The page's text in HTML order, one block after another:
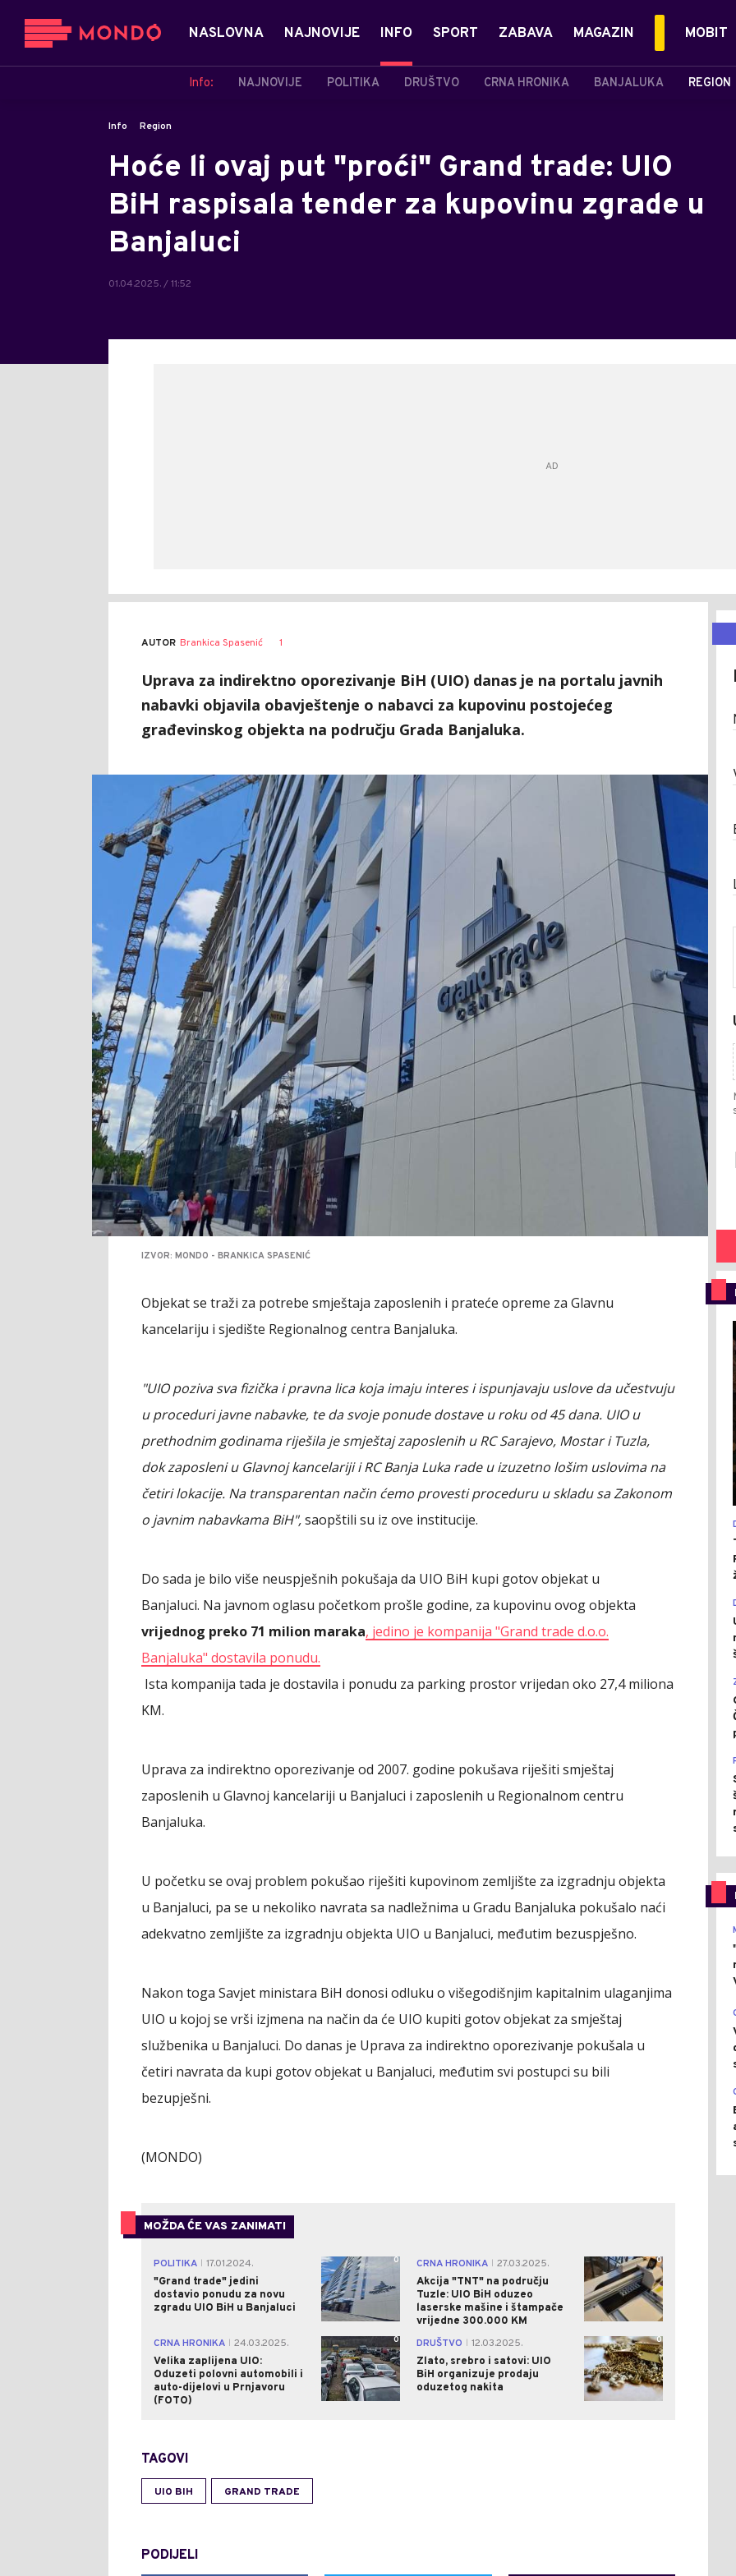
NASLOVNA NAJNOVIJE INFO
Info: NAJNOVIJE POLITIKA DRUŠTVO CRNA HRONIKA BANJALUKA REGION
SPORT ZABAVA MAGAZIN MOBIT
Info Region
Hoće li ovaj put "proći" Grand trade: UIO
BiH raspisala tender za kupovinu zgrade u
Banjaluci
01.04.2025. / 11:52
AUTOR Brankica Spasenić 1
Uprava za indirektno oporezivanje BiH (UIO) danas je na portalu javnih
nabavki objavila obavještenje o nabavci za kupovinu postojećeg
građevinskog objekta na području Grada Banjaluka.
IZVOR: MONDO - BRANKICA SPASENIĆ
Objekat se traži za potrebe smještaja zaposlenih i prateće opreme za Glavnu
kancelariju i sjedište Regionalnog centra Banjaluka.
"UIO poziva sva fizička i pravna lica koja imaju interes i ispunjavaju uslove da učestvuju
u proceduri javne nabavke, te da svoje ponude dostave u roku od 45 dana. UIO u
prethodnim godinama riješila je smještaj zaposlenih u RC Sarajevo, Mostar i Tuzla,
dok zaposleni u Glavnoj kancelariji i RC Banja Luka rade u izuzetno lošim uslovima na
četiri lokacije. Na transparentan način ćemo provesti proceduru u skladu sa Zakonom
o javnim nabavkama BiH",saopštili su iz ove institucije.
Do sada je bilo više neuspješnih pokušaja da UIO BiH kupi gotov objekat u
Banjaluci. Na javnom oglasu početkom prošle godine, za kupovinu ovog objekta
vrijednog preko 71 milion maraka, jedino je kompanija "Grand trade d.o.o.
Banjaluka" dostavila ponudu.
Ista kompanija tada je dostavila i ponudu za parking prostor vrijedan oko 27,4 miliona
KM.
Uprava za indirektno oporezivanje od 2007. godine pokušava riješiti smještaj
zaposlenih u Glavnoj kancelariji u Banjaluci i zaposlenih u Regionalnom centru
Banjaluka.
U početku se ovaj problem pokušao riješiti kupovinom zemljište za izgradnju objekta
u Banjaluci, pa se u nekoliko navrata sa nadležnima u Gradu Banjaluka pokušalo naći
adekvatno zemljište za izgradnju objekta UIO u Banjaluci, međutim bezuspješno.
Nakon toga Savjet ministara BiH donosi odluku o višegodišnjim kapitalnim ulaganjima
UIO u kojoj se vrši izjmena na način da će UIO kupiti gotov objekat za smještaj
službenika u Banjaluci. Do danas je Uprava za indirektno oporezivanje pokušala u
četiri navrata da kupi gotov objekat u Banjaluci, međutim svi postupci su bili
bezupješni.
(MONDO)
MOŽDA ĆE VAS ZANIMATI
POLITIKA
17.01.2024.
"Grand trade" jedini
dostavio ponudu za novu
zgradu UIO BiH u Banjaluci
0 CRNA HRONIKA
27.03.2025.
Akcija "TNT" na području
Tuzle: UIO BiH oduzeo
laserske mašine i štampače
vrijedne 300.000 KM
0
CRNA HRONIKA
24.03.2025.
Velika zaplijena UIO:
Oduzeti polovni automobili i
auto-dijelovi u Prnjavoru
(FOTO)
0 DRUŠTVO
12.03.2025.
Zlato, srebro i satovi: UIO
BiH organizuje prodaju
oduzetog nakita
0
TAGOVI
UIO BIH GRAND TRADE
PODIJELI